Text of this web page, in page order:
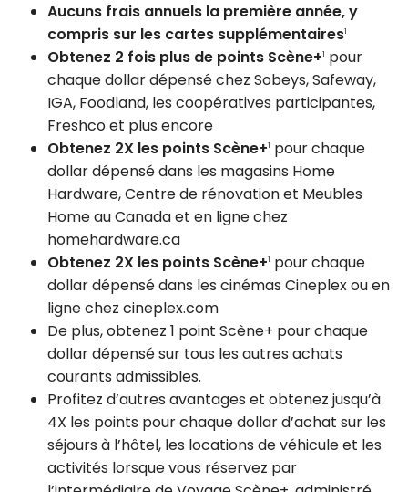
Aucuns frais annuels la première année, y
compris sur les cartes supplémentaires1
Obtenez 2 fois plus de points Scène+1 pour
chaque dollar dépensé chez Sobeys, Safeway,
IGA, Foodland, les coopératives participantes,
Freshco et plus encore
Obtenez 2X les points Scène+1 pour chaque
dollar dépensé dans les magasins Home
Hardware, Centre de rénovation et Meubles
Home au Canada et en ligne chez
homehardware.ca
Obtenez 2X les points Scène+1 pour chaque
dollar dépensé dans les cinémas Cineplex ou en
ligne chez cineplex.com
De plus, obtenez 1 point Scène+ pour chaque
dollar dépensé sur tous les autres achats
courants admissibles.
Profitez d’autres avantages et obtenez jusqu’à
4X les points pour chaque dollar d’achat sur les
séjours à l’hôtel, les locations de véhicule et les
activités lorsque vous réservez par